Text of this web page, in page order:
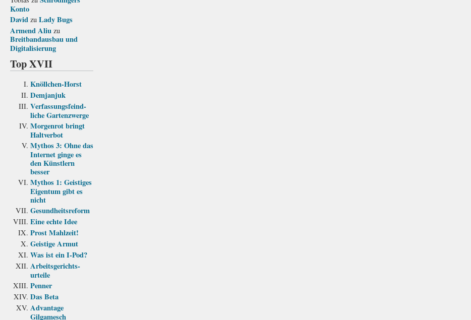
Konto
David zu Lady Bugs
Armend Aliu zu
Breitbandausbau und
Digitalisierung
Top XVII
Knöllchen-Horst
Demjanjuk
Verfassungs­feind­
liche Garten­zwerge
Morgenrot bringt
Haltverbot
Mythos 3: Ohne das
Internet ginge es
den Künstlern
besser
Mythos 1: Geistiges
Eigentum gibt es
nicht
Gesundheits­reform
Eine echte Idee
Prost Mahlzeit!
Geistige Armut
Was ist ein I-Pod?
Arbeits­gerichts­
urteile
Penner
Das Beta
Advantage
Gilgamesch